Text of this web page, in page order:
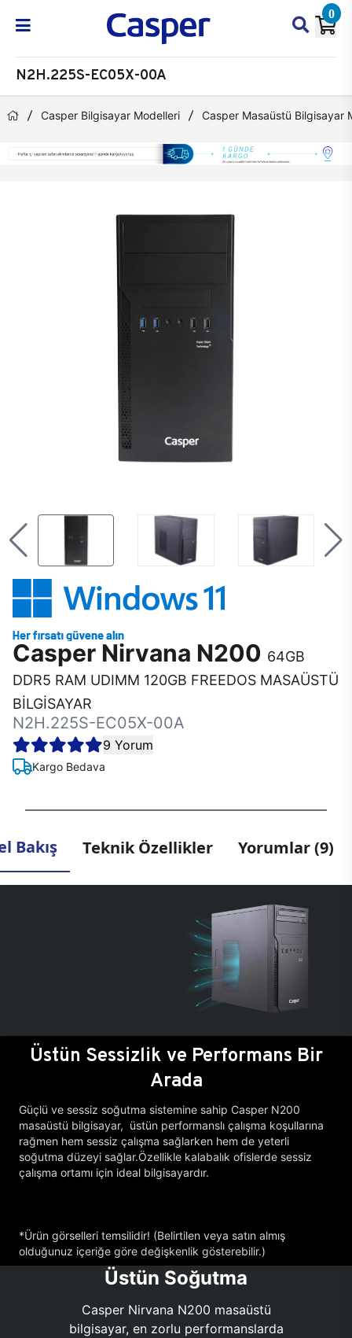
0
N2H.225S-EC05X-00A
Casper Bilgisayar Modelleri Casper Masaüstü Bilgisayar
Casper Nirvana N200 64GB
DDR5 RAM UDIMM 120GB FREEDOS MASAÜSTÜ
BİLGİSAYAR
N2H.225S-EC05X-00A
9 Yorum
Kargo Bedava
Bakış Teknik Özellikler Yorumlar (9)
Üstün Sessizlik ve Performans Bir
Arada
Güçlü ve sessiz soğutma sistemine sahip Casper N200
masaüstü bilgisayar, üstün performanslı çalışma koşullarına
rağmen hem sessiz çalışma sağlarken hem de yeterli
soğutma düzeyi sağlar.Özellikle kalabalık ofislerde sessiz
çalışma ortamı için ideal bilgisayardır.
*Ürün görselleri temsilidir! (Belirtilen veya satın almış
olduğunuz içeriğe göre değişkenlik gösterebilir.)
Üstün Soğutma
Casper Nirvana N200 masaüstü
bilgisayar, en zorlu performanslarda